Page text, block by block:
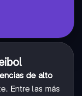
de alto
Entre las más